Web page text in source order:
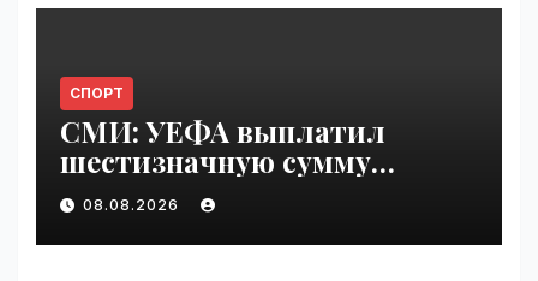
СПОРТ
СМИ: УЕФА выплатил
шестизначную сумму
любовнице Инфантино |
VseTime.ru
08.08.2026